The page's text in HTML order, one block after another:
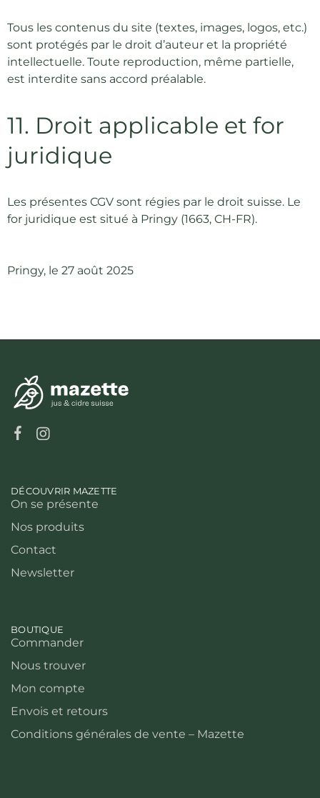
Tous les contenus du site (textes, images, logos, etc.)
sont protégés par le droit d’auteur et la propriété
intellectuelle. Toute reproduction, même partielle,
est interdite sans accord préalable.
11. Droit applicable et for
juridique
Les présentes CGV sont régies par le droit suisse. Le
for juridique est situé à Pringy (1663, CH-FR).
Pringy, le 27 août 2025
DÉCOUVRIR MAZETTE
On se présente
Nos produits
Contact
Newsletter
BOUTIQUE
Commander
Nous trouver
Mon compte
Envois et retours
Conditions générales de vente – Mazette